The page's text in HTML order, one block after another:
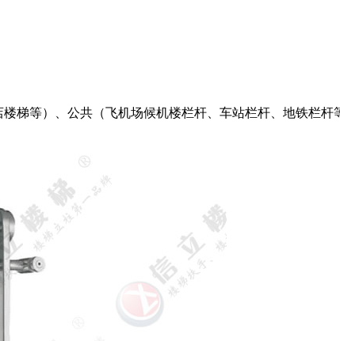
梯等）、公共（飞机场候机楼栏杆、车站栏杆、地铁栏杆